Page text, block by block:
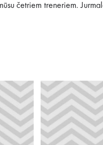
četriem treneriem.